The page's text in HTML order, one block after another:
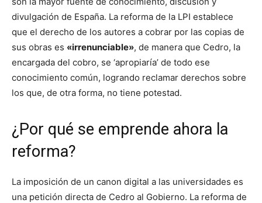
divulgación de España. La reforma de la LPI establece
que el derecho de los autores a cobrar por las copias de
sus obras es «irrenunciable», de manera que Cedro, la
encargada del cobro, se ‘apropiaría’ de todo ese
conocimiento común, logrando reclamar derechos sobre
los que, de otra forma, no tiene potestad.
¿Por qué se emprende ahora la
reforma?
La imposición de un canon digital a las universidades es
una petición directa de Cedro al Gobierno. La reforma de